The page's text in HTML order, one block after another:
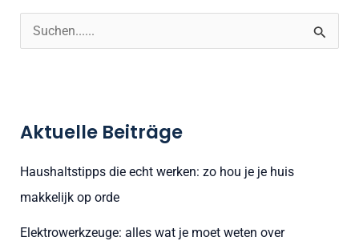
e
c
Aktuelle Beiträge
Haushaltstipps die echt werken: zo hou je je huis
makkelijk op orde
Elektrowerkzeuge: alles wat je moet weten over